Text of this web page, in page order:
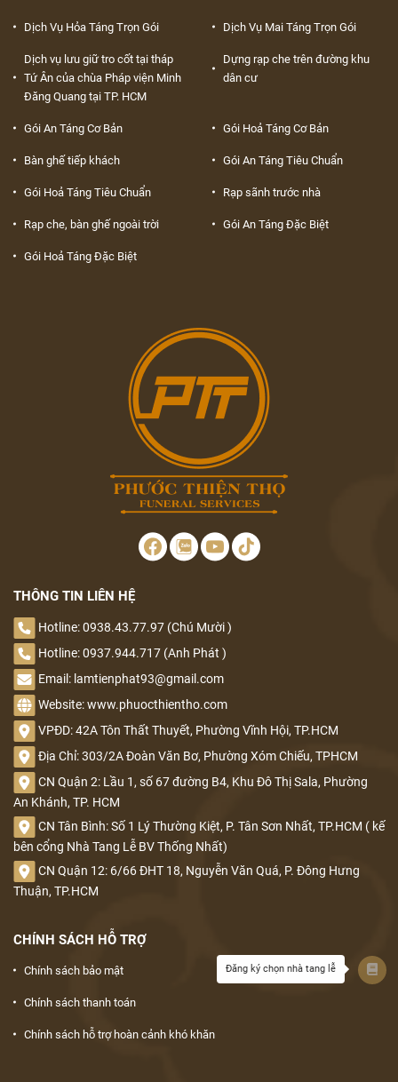
Dịch Vụ Hỏa Táng Trọn Gói Dịch Vụ Mai Táng Trọn Gói
Dịch vụ lưu giữ tro cốt tại tháp
Tứ Ân của chùa Pháp viện Minh
Đăng Quang tại TP. HCM
Dựng rạp che trên đường khu
dân cư
Gói An Táng Cơ Bản Gói Hoả Táng Cơ Bản
Bàn ghế tiếp khách Gói An Táng Tiêu Chuẩn
Gói Hoả Táng Tiêu Chuẩn Rạp sãnh trước nhà
Rạp che, bàn ghế ngoài trời Gói An Táng Đặc Biệt
Gói Hoả Táng Đặc Biệt
THÔNG TIN LIÊN HỆ
Hotline: 0938.43.77.97 (Chú Mười )
Hotline: 0937.944.717 (Anh Phát )
Email: lamtienphat93@gmail.com
Website: www.phuocthientho.com
VPĐD: 42A Tôn Thất Thuyết, Phường Vĩnh Hội, TP.HCM
Địa Chỉ: 303/2A Đoàn Văn Bơ, Phường Xóm Chiếu, TPHCM
CN Quận 2: Lầu 1, số 67 đường B4, Khu Đô Thị Sala, Phường
An Khánh, TP. HCM
CN Tân Bình: Số 1 Lý Thường Kiệt, P. Tân Sơn Nhất, TP.HCM ( kế
bên cổng Nhà Tang Lễ BV Thống Nhất)
CN Quận 12: 6/66 ĐHT 18, Nguyễn Văn Quá, P. Đông Hưng
Thuận, TP.HCM
CHÍNH SÁCH HỖ TRỢ
Chính sách bảo mật
Chính sách thanh toán
Chính sách hỗ trợ hoàn cảnh khó khăn
Đăng ký chọn nhà tang lễ